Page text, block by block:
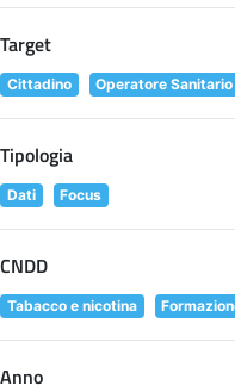
Target
Cittadino Operatore Sanitario
Tipologia
Dati Focus
CNDD
Tabacco e nicotina
Anno